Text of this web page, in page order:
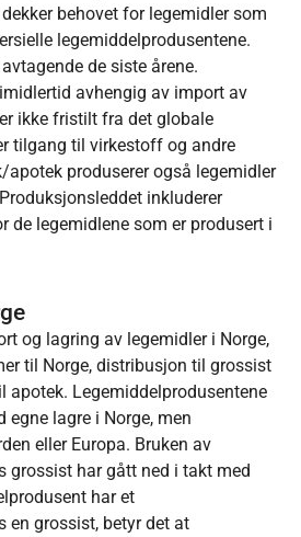
behovet for legemidler som
legemiddelprodusentene.
de siste årene.
avhengig av import av
ikke fristilt fra det globale
tilgang til virkestoff og andre
apotek produserer også legemidler
inkluderer
de legemidlene som er produsert i
og lagring av legemidler i Norge,
til Norge, distribusjon til grossist
apotek. Legemiddelprodusentene
lagre i Norge, men
eller Europa. Bruken av
grossist har gått ned i takt med
har et
en grossist, betyr det at